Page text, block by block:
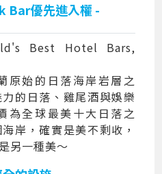
Bar優先進入權 -
Best Hotel Bars,
原始的日落海岸岩層之
的日落、雞尾酒與娛樂
為全球最美十大日落之
岸，確實是美不剩收，
另一種美～